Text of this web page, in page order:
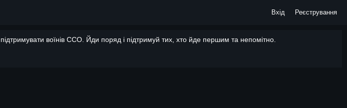
Вхід Реєстрування
воїнів ССО. Йди поряд і підтримуй тих, хто йде першим та непомітно.